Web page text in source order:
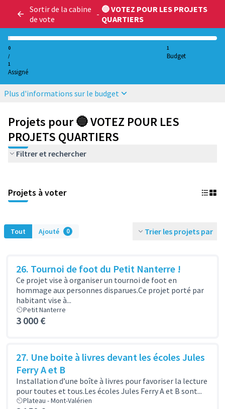
Sortir de la cabine
de vote
- 🔵 VOTEZ POUR LES PROJETS
QUARTIERS
0
/
1
Assigné
1
Budget
Plus d'informations sur le budget
Projets pour 🔵 VOTEZ POUR LES
PROJETS QUARTIERS
Filtrer et rechercher
Projets à voter
Tout Ajouté 0 Trier les projets par
26. Tournoi de foot du Petit Nanterre !
Ce projet vise à organiser un tournoi de foot en
hommage aux personnes disparues.Ce projet porté par
habitant vise à...
Petit Nanterre
3 000 €
27. Une boite à livres devant les écoles Jules
Ferry A et B
Installation d’une boîte à livres pour favoriser la lecture
pour toutes et tous.Les écoles Jules Ferry A et B sont...
Plateau - Mont-Valérien